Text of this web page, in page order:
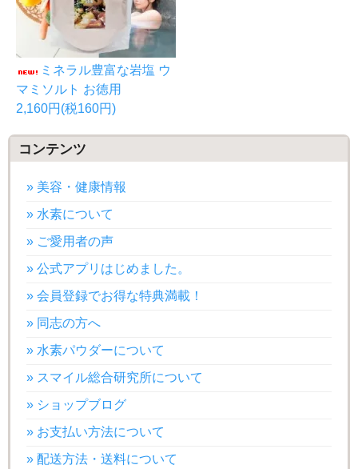
ミネラル豊富な岩塩 ウ
マミソルト お徳用
2,160円(税160円)
コンテンツ
» 美容・健康情報
» 水素について
» ご愛用者の声
» 公式アプリはじめました。
» 会員登録でお得な特典満載！
» 同志の方へ
» 水素パウダーについて
» スマイル総合研究所について
» ショップブログ
» お支払い方法について
» 配送方法・送料について